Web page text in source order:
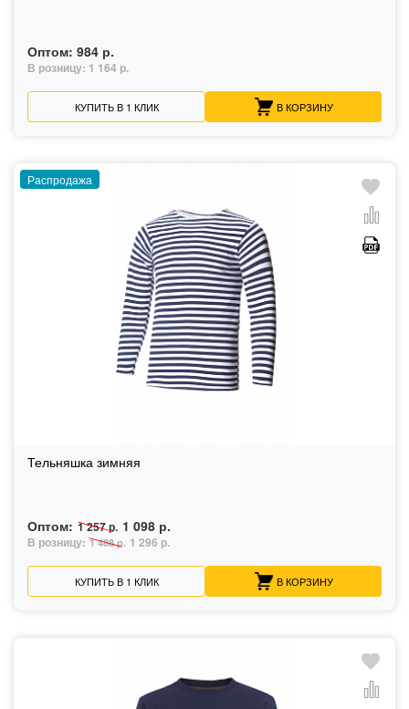
Оптом: 984 р.
В розницу: 1 164 р.
КУПИТЬ В 1 КЛИК В КОРЗИНУ
Распродажа
Тельняшка зимняя
Оптом: 1 257 р. 1 098 р.
В розницу: 1 488 р. 1 296 р.
КУПИТЬ В 1 КЛИК В КОРЗИНУ